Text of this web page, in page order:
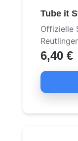
Tube it
Offizielle
6,40 €